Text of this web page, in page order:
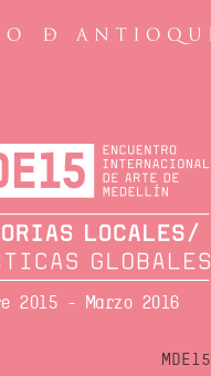
2015 - Marzo 2016
MDE15